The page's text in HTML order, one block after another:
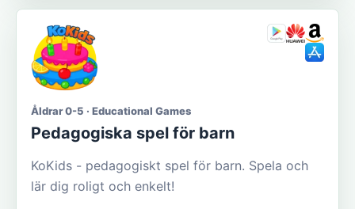
Åldrar 0-5 · Educational Games
Pedagogiska spel för barn
KoKids - pedagogiskt spel för barn. Spela och
lär dig roligt och enkelt!